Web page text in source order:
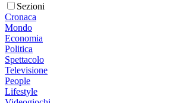
Sezioni
Cronaca
Mondo
Economia
Politica
Spettacolo
Televisione
People
Lifestyle